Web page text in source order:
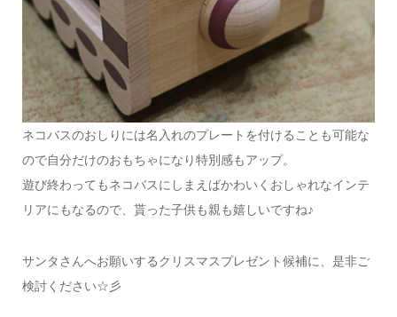
ネコバスのおしりには名入れのプレートを付けることも可能な
ので自分だけのおもちゃになり特別感もアップ。
遊び終わってもネコバスにしまえばかわいくおしゃれなインテ
リアにもなるので、貰った子供も親も嬉しいですね♪
サンタさんへお願いするクリスマスプレゼント候補に、是非ご
検討ください☆彡